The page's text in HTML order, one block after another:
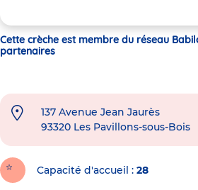
Cette crèche est membre du réseau
partenaires
137 Avenue Jean Jaurès
93320 Les Pavillons-sous-Bois
Capacité d'accueil 28